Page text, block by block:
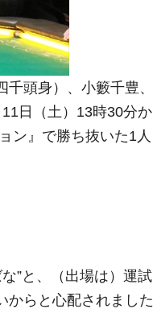
頭身）、小籔千豊、
日（土）13時30分か
ン』で勝ち抜いた1人
”と、（出場は）運試
からと心配されました